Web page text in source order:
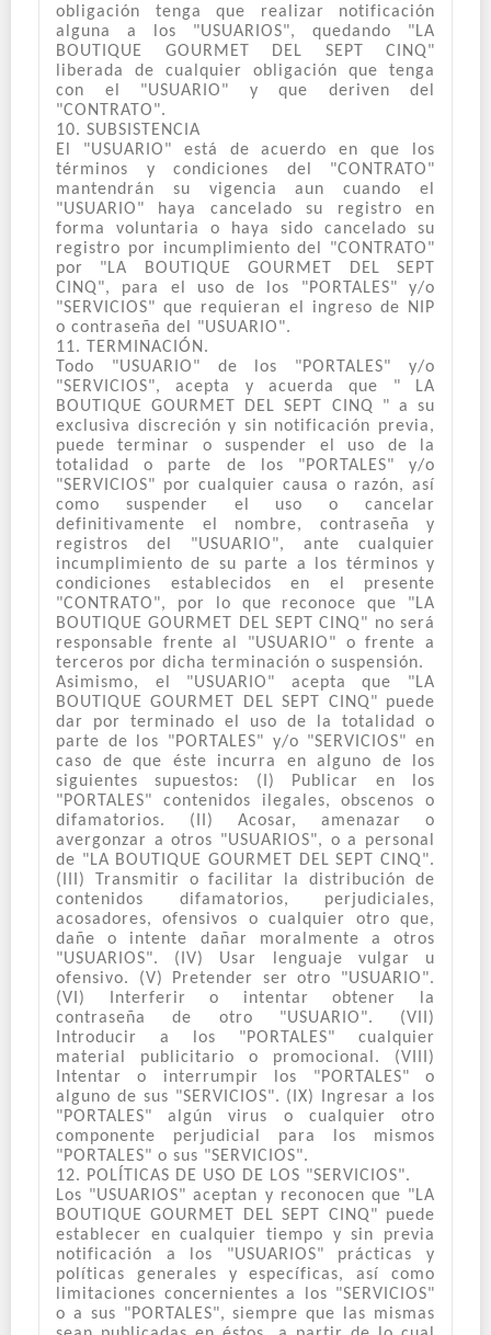
obligación tenga que realizar notificación
alguna a los "USUARIOS", quedando "LA
BOUTIQUE GOURMET DEL SEPT CINQ"
liberada de cualquier obligación que tenga
con el "USUARIO" y que deriven del
"CONTRATO".
10. SUBSISTENCIA
El "USUARIO" está de acuerdo en que los
términos y condiciones del "CONTRATO"
mantendrán su vigencia aun cuando el
"USUARIO" haya cancelado su registro en
forma voluntaria o haya sido cancelado su
registro por incumplimiento del "CONTRATO"
por "LA BOUTIQUE GOURMET DEL SEPT
CINQ", para el uso de los "PORTALES" y/o
"SERVICIOS" que requieran el ingreso de NIP
o contraseña del "USUARIO".
11. TERMINACIÓN.
Todo "USUARIO" de los "PORTALES" y/o
"SERVICIOS", acepta y acuerda que " LA
BOUTIQUE GOURMET DEL SEPT CINQ " a su
exclusiva discreción y sin notificación previa,
puede terminar o suspender el uso de la
totalidad o parte de los "PORTALES" y/o
"SERVICIOS" por cualquier causa o razón, así
como suspender el uso o cancelar
definitivamente el nombre, contraseña y
registros del "USUARIO", ante cualquier
incumplimiento de su parte a los términos y
condiciones establecidos en el presente
"CONTRATO", por lo que reconoce que "LA
BOUTIQUE GOURMET DEL SEPT CINQ" no será
responsable frente al "USUARIO" o frente a
terceros por dicha terminación o suspensión.
Asimismo, el "USUARIO" acepta que "LA
BOUTIQUE GOURMET DEL SEPT CINQ" puede
dar por terminado el uso de la totalidad o
parte de los "PORTALES" y/o "SERVICIOS" en
caso de que éste incurra en alguno de los
siguientes supuestos: (I) Publicar en los
"PORTALES" contenidos ilegales, obscenos o
difamatorios. (II) Acosar, amenazar o
avergonzar a otros "USUARIOS", o a personal
de "LA BOUTIQUE GOURMET DEL SEPT CINQ".
(III) Transmitir o facilitar la distribución de
contenidos difamatorios, perjudiciales,
acosadores, ofensivos o cualquier otro que,
dañe o intente dañar moralmente a otros
"USUARIOS". (IV) Usar lenguaje vulgar u
ofensivo. (V) Pretender ser otro "USUARIO".
(VI) Interferir o intentar obtener la
contraseña de otro "USUARIO". (VII)
Introducir a los "PORTALES" cualquier
material publicitario o promocional. (VIII)
Intentar o interrumpir los "PORTALES" o
alguno de sus "SERVICIOS". (IX) Ingresar a los
"PORTALES" algún virus o cualquier otro
componente perjudicial para los mismos
"PORTALES" o sus "SERVICIOS".
12. POLÍTICAS DE USO DE LOS "SERVICIOS".
Los "USUARIOS" aceptan y reconocen que "LA
BOUTIQUE GOURMET DEL SEPT CINQ" puede
establecer en cualquier tiempo y sin previa
notificación a los "USUARIOS" prácticas y
políticas generales y específicas, así como
limitaciones concernientes a los "SERVICIOS"
o a sus "PORTALES", siempre que las mismas